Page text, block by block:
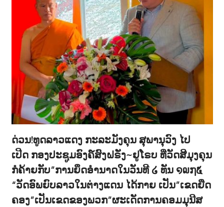
ດ່ວນ!ທູດລາວແດງ ກະລະມັງຄຸນ ສຸພານຸວົງ ໄປ
ເປີດ ກອງປະຊູມອົງຄ໌ສົງຝຣັ່ງ~ຢູໂຣບ ທີ່ວັດສີມຸງຄຸນ
ກໍຄ້າຍກັບ”ການຍຶດອຳນາດໃນວັນທີ ໒ ທັນ ໑໙໗໕
“ວັດອົພຍົບລາວໃນຕ່າງແດນ ໄດ້ກາຍ ເປັນ”ເຂດຍືດ
ຄອງ”ເປັນເຂດຂອງພວກ”ຜະເດັດການຄອມມຸນີສ